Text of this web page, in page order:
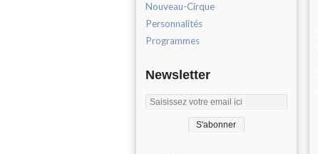
Nouveau-Cirque
Personnalités
Programmes
Newsletter